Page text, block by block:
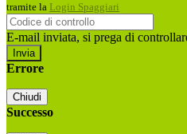
tramite la Login Spaggiari
E-mail inviata, si prega di
Errore
Chiudi
Successo